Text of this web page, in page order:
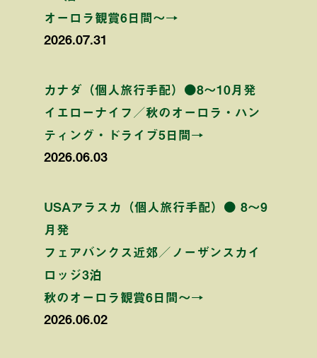
オーロラ観賞6日間〜→
2026.07.31
カナダ（個人旅行手配）●8〜10月発
イエローナイフ／秋のオーロラ・ハン
ティング・ドライブ5日間→
2026.06.03
USAアラスカ（個人旅行手配）● 8〜9
月発
フェアバンクス近郊／ノーザンスカイ
ロッジ3泊
秋のオーロラ観賞6日間〜→
2026.06.02